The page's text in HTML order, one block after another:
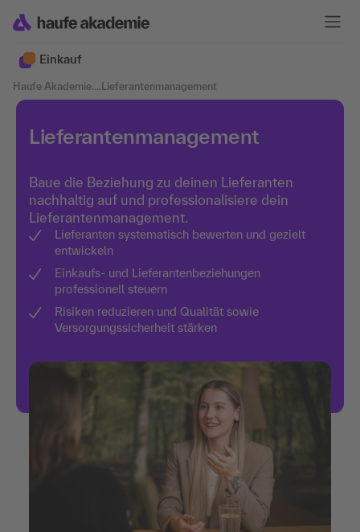
Einkauf
Haufe Akademie.... Lieferantenmanagement
Lieferantenmanagement
Baue die Beziehung zu deinen Lieferanten
nachhaltig auf und professionalisiere dein
Lieferantenmanagement.
Lieferanten systematisch bewerten und gezielt
entwickeln
Einkaufs- und Lieferantenbeziehungen
professionell steuern
Risiken reduzieren und Qualität sowie
Versorgungssicherheit stärken